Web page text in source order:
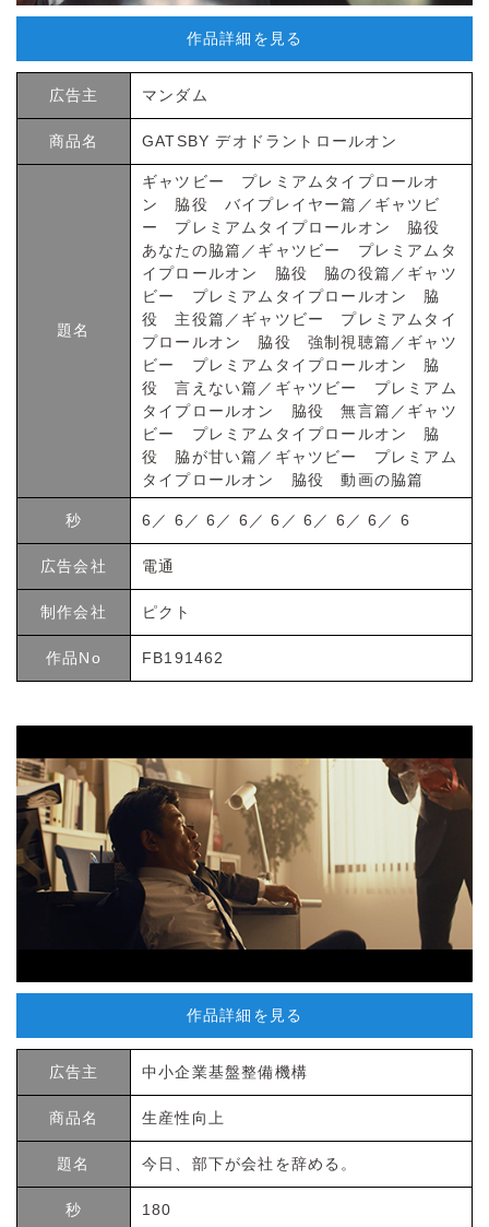
作品詳細を見る
広告主 マンダム
商品名 GATSBY デオドラントロールオン
題名
ギャツビー プレミアムタイプロールオ
ン 脇役 バイプレイヤー篇／ギャツビ
ー プレミアムタイプロールオン 脇役
あなたの脇篇／ギャツビー プレミアムタ
イプロールオン 脇役 脇の役篇／ギャツ
ビー プレミアムタイプロールオン 脇
役 主役篇／ギャツビー プレミアムタイ
プロールオン 脇役 強制視聴篇／ギャツ
ビー プレミアムタイプロールオン 脇
役 言えない篇／ギャツビー プレミアム
タイプロールオン 脇役 無言篇／ギャツ
ビー プレミアムタイプロールオン 脇
役 脇が甘い篇／ギャツビー プレミアム
タイプロールオン 脇役 動画の脇篇
秒 6／ 6／ 6／ 6／ 6／ 6／ 6／ 6／ 6
広告会社 電通
制作会社 ピクト
作品No FB191462
作品詳細を見る
広告主 中小企業基盤整備機構
商品名 生産性向上
題名 今日、部下が会社を辞める。
秒 180